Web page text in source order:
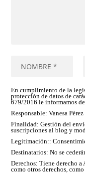
En cumplimiento de la
protección de datos de
679/2016 le informamos
Responsable: Vanesa
Finalidad: Gestión del
suscripciones al blog y
Legitimación::
Destinatarios: No se
Derechos: Tiene derecho a
como otros derechos,